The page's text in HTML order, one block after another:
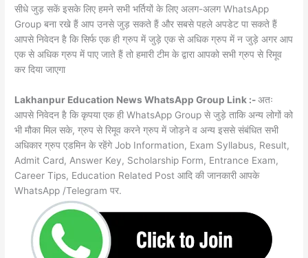
सीधे जुड़ सकें इसके लिए हमने सभी भर्तियों के लिए अलग-अलग WhatsApp
Group बना रखे हैं आप उनसे जुड़ सकते हैं और सबसे पहले अपडेट पा सकते हैं
आपसे निवेदन है कि सिर्फ एक ही ग्रुप में जुड़े एक से अधिक ग्रुप में न जुड़े अगर आप
एक से अधिक ग्रुप में पाए जाते हैं तो हमारी टीम के द्वारा आपको सभी ग्रुप से रिमूव
कर दिया जाएगा
Lakhanpur Education News WhatsApp Group Link :-अतः
आपसे निवेदन है कि कृपया एक ही WhatsApp Group से जुड़े ताकि अन्य लोगों को
भी मौका मिल सके, ग्रुप से रिमूव करने ग्रुप में जोड़ने व अन्य इससे संबंधित सभी
अधिकार ग्रुप एडमिन के रहेंगे Job Information, Exam Syllabus, Result,
Admit Card, Answer Key, Scholarship Form, Entrance Exam,
Career Tips, Education Related Post आदि की जानकारी आपके
WhatsApp /Telegram पर.